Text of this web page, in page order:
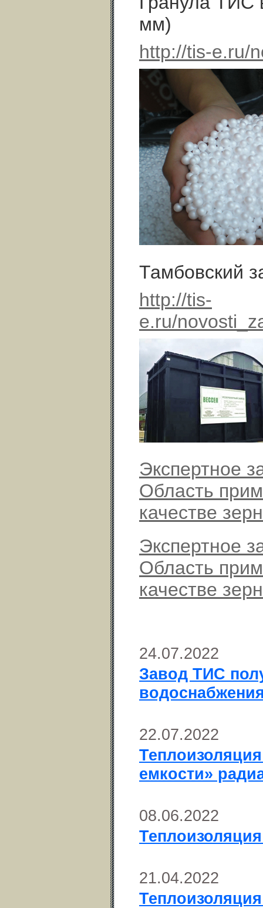
мм)
http://tis-e.ru/
Тамбовский
http://tis-
e.ru/
Экспертное
Область
качестве
Экспертное
Область
качестве
24.07.2022
Завод ТИС
22.07.2022
емкости»
08.06.2022
21.04.2022